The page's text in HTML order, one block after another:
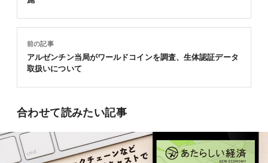
前の記事
アルゼンチン当局がワールドコインを調査、生体認証データ
取扱いについて
合わせて読みたい記事